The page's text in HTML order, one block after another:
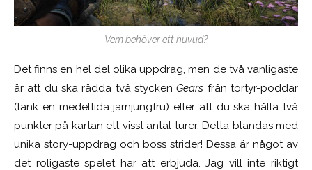
Vem behöver ett huvud?
Det finns en hel del olika uppdrag, men de två vanligaste
är att du ska rädda två styckenGears från tortyr-poddar
(tänk en medeltida järnjungfru) eller att du ska hålla två
punkter på kartan ett visst antal turer. Detta blandas med
unika story-uppdrag och boss strider! Dessa är något av
det roligaste spelet har att erbjuda. Jag vill inte riktigt